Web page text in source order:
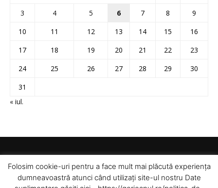
3
4 5 6 7 8
9
10
11 12 13 14 15
16
17
18 19 20 21 22
23
24
25 26 27 28 29
30
31
« iul.
Folosim cookie-uri pentru a face mult mai plăcută experiența
dumneavoastră atunci când utilizați site-ul nostru Date